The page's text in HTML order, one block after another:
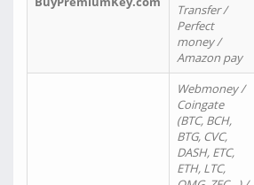
Transfer /
Perfect
money /
Amazon pay
Webmoney /
Coingate
(BTC, BCH,
BTG, CVC,
DASH, ETC,
ETH, LTC,